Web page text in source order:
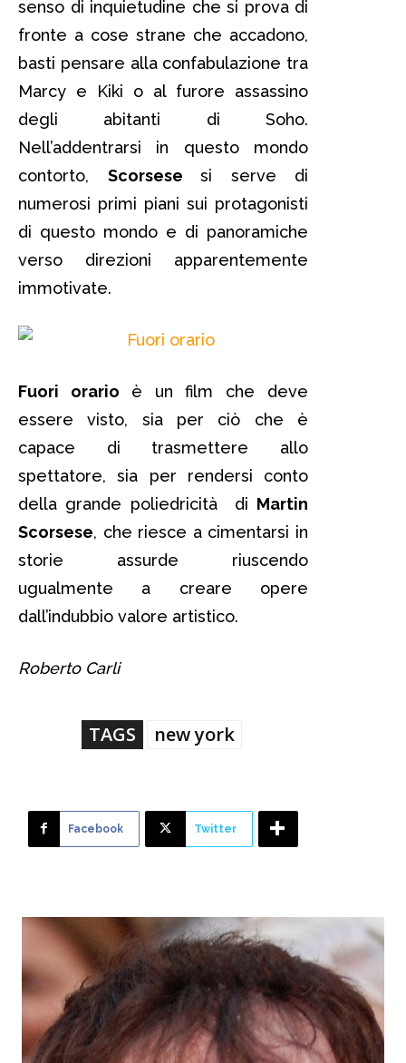
senso di inquietudine che si prova di
fronte a cose strane che accadono,
basti pensare alla confabulazione tra
Marcy e Kiki o al furore assassino
degli abitanti di Soho.
Nell’addentrarsi in questo mondo
contorto, Scorsese si serve di
numerosi primi piani sui protagonisti
di questo mondo e di panoramiche
verso direzioni apparentemente
immotivate.
Fuori orario è un film che deve
essere visto, sia per ciò che è
capace di trasmettere allo
spettatore, sia per rendersi conto
della grande poliedricità di Martin
Scorsese, che riesce a cimentarsi in
storie assurde riuscendo
ugualmente a creare opere
dall’indubbio valore artistico.
Roberto Carli
TAGS new york
Facebook Twitter